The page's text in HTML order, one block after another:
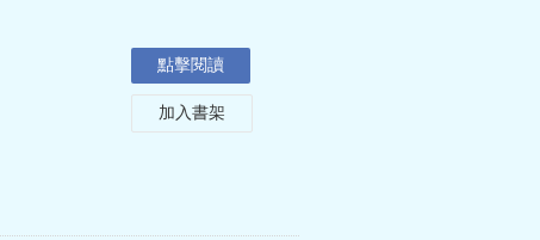
點擊閱讀
加入書架